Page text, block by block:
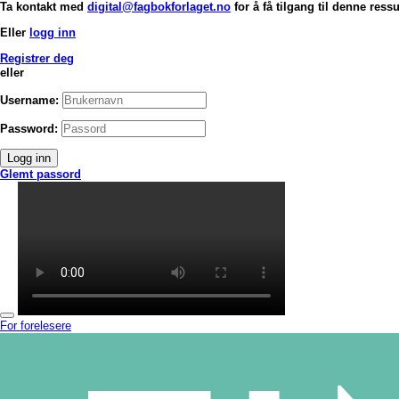
Ta kontakt med digital@fagbokforlaget.no for å få tilgang til denne
Eller logg inn
Registrer deg
eller
Username:
Password:
Logg inn
Glemt passord
For forelesere